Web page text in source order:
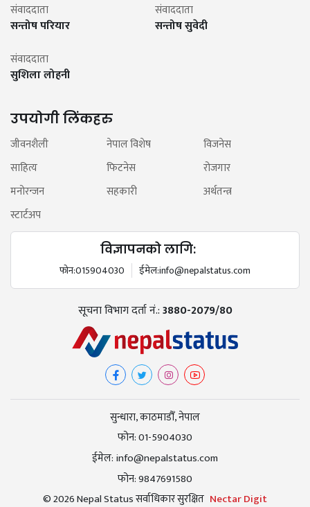
संवाददाता
सन्तोष परियार
संवाददाता
सन्तोष सुवेदी
संवाददाता
सुशिला लोहनी
उपयोगी लिंकहरु
जीवनशैली नेपाल विशेष
विजनेस
साहित्य
फिटनेस
रोजगार
मनोरन्जन
सहकारी
अर्थतन्त्र
स्टार्टअप
विज्ञापनको लागि:
फोन:015904030 ईमेल:info@nepalstatus.com
सूचना विभाग दर्ता नं.:3880-2079/80
सुन्धारा, काठमाडौँ, नेपाल
फोन:01-5904030
ईमेल: info@nepalstatus.com
फोन:9847691580
© 2026 Nepal Status सर्वाधिकार सुरक्षित Nectar Digit